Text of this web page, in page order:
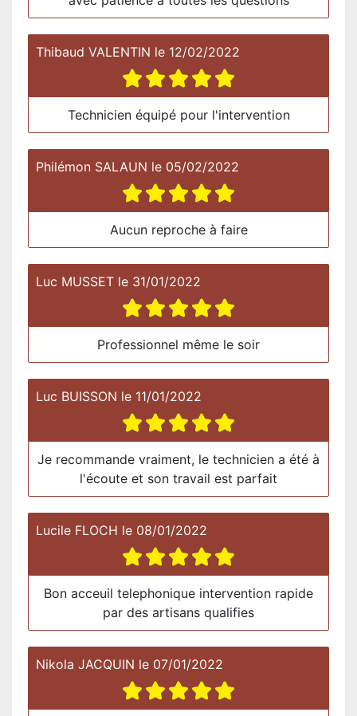
Thibaud VALENTIN le 12/02/2022
Technicien équipé pour l'intervention
Philémon SALAUN le 05/02/2022
Aucun reproche à faire
Luc MUSSET le 31/01/2022
Professionnel même le soir
Luc BUISSON le 11/01/2022
Je recommande vraiment, le technicien a été à
l'écoute et son travail est parfait
Lucile FLOCH le 08/01/2022
Bon acceuil telephonique intervention rapide
par des artisans qualifies
Nikola JACQUIN le 07/01/2022